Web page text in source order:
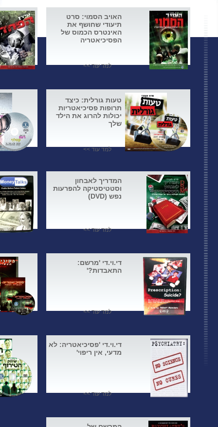
האויב הסמוי: סרט
תיעודי שחושף את
האינטרס הכמוס של
הפסיכיאטריה
למד עוד >>
טעות גורלית: כיצד
תרופות פסיכיאטריות
יכולות להרוג את הילד
שלך
למד עוד >>
המדריך לאבחון
וסטטיסטיקה להפרעות
נפש (DVD)
למד עוד >>
די.וי.די 'מרשם:
התאבדות?'
למד עוד >>
די.וי.די 'פסיכיאטריה: לא
מדעי, אין ריפוי'
למד עוד >>